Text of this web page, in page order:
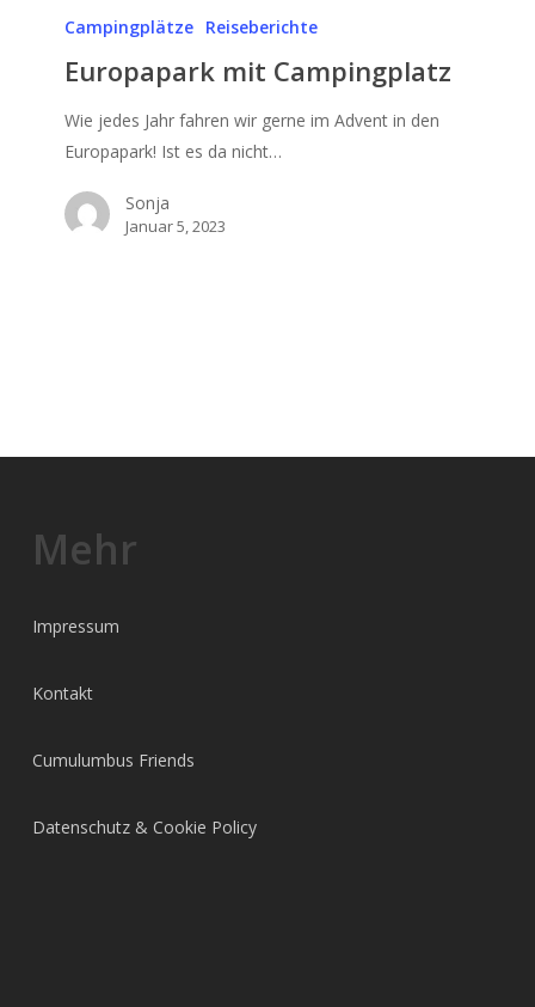
Campingplätze Reiseberichte
Europapark mit Campingplatz
Wie jedes Jahr fahren wir gerne im Advent in den
Europapark! Ist es da nicht…
Sonja
Januar 5, 2023
Mehr
Impressum
Kontakt
Cumulumbus Friends
Datenschutz & Cookie Policy